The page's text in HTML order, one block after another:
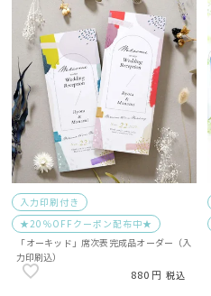
入力印刷付き
★20％OFFクーポン配布中★
「オーキッド」席次表完成品オーダー（入
力印刷込）
880 税込